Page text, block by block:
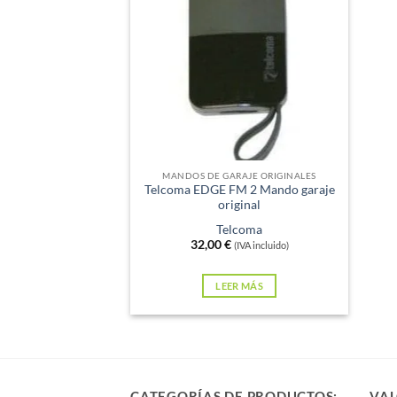
MANDOS DE GARAJE ORIGINALES
Telcoma EDGE FM 2 Mando garaje
original
Telcoma
32,00€ (IVA incluido)
LEER MÁS